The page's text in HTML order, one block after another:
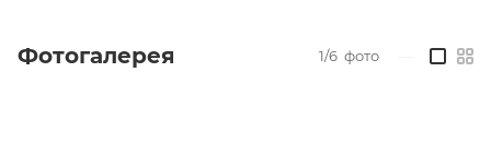
Фотогалерея 1/6 фото